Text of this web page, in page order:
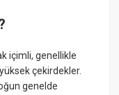
içimli, genellikle
çekirdekler.
genelde